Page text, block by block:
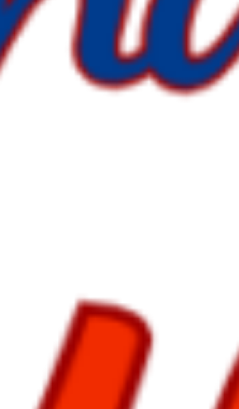
DE MARKETING
QUE FRENAN A LAS
cometen errores de
sin darse cuenta: publicar sin
a todo el mundo, no medir
sin adaptar y olvidar las finanzas.
descubrirás cómo reconocerlos,
qué herramientas puedes usar
y plantillas prácticas) para
tu negocio en 2025.
LEER MÁS »